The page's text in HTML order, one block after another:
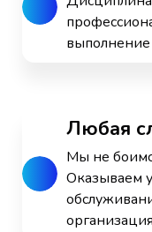
Любая
Мы не
Оказываем